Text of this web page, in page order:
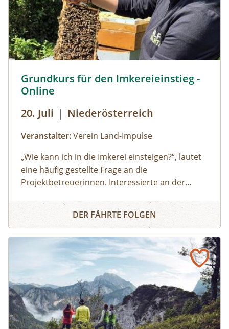
Grundkurs für den Imkereieinstieg -
Online
20. Juli | Niederösterreich
Veranstalter:Verein Land-Impulse
„Wie kann ich in die Imkerei einsteigen?“, lautet
eine häufig gestellte Frage an die
Projektbetreuerinnen. Interessierte an der
stündigen Grundkurs besuchen und sich selbst
ein Bild machen, ob Sie für die Betreuung von
diesem theoretischen Teil der Grundausbildung
bekommt der/die ImkerneueinsteigerIn einen
Einblick zu den Themenbereichen persönliche
Eignung, Anschaffung von Imkereibedarf,
Völkerführung im Jahreskreislauf, Leben der
Biene, Bienenprodukte, gesetzliche
Bestimmungen und vieles mehr, in einfacher
Grundkurs für den Imkereieinstieg - Online
DER FÄHRTE FOLGEN